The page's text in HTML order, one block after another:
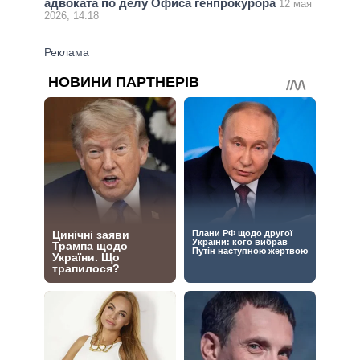
адвоката по делу Офиса генпрокурора 12 мая
2026, 14:18